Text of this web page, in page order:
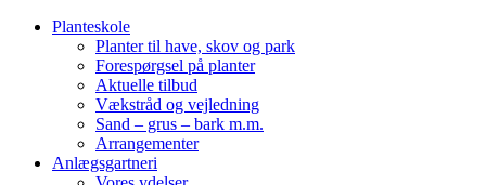
Planteskole
Planter til have, skov og park
Forespørgsel på planter
Aktuelle tilbud
Vækstråd og vejledning
Sand – grus – bark m.m.
Arrangementer
Anlægsgartneri